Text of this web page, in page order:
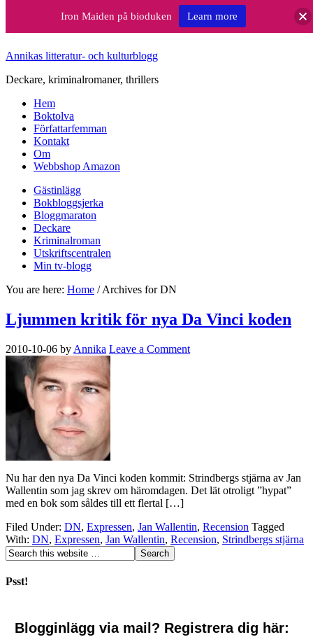
Annikas litteratur- och kulturblogg
Deckare, kriminalromaner, thrillers
Hem
Boktolva
Författarfemman
Kontakt
Om
Webbshop Amazon
Gästinlägg
Bokbloggsjerka
Bloggmaraton
Deckare
Kriminalroman
Utskriftscentralen
Min tv-blogg
You are here: Home /Archives for DN
Ljummen kritik för nya Da Vinci koden
2010-10-06 by Annika Leave a Comment
Nu har den nya Da Vinci koden kommit: Strindbergs stjärna av Jan
Wallentin som jag skrev om häromdagen. Det lät otroligt ”hypat”
med en bok som såldes till ett flertal […]
Filed Under: DN, Expressen, Jan Wallentin, Recension Tagged
With: DN, Expressen, Jan Wallentin, Recension, Strindbergs stjärna
Psst!
Blogginlägg via mail? Registrera dig här:
Iron Maiden på bioduken Learn more